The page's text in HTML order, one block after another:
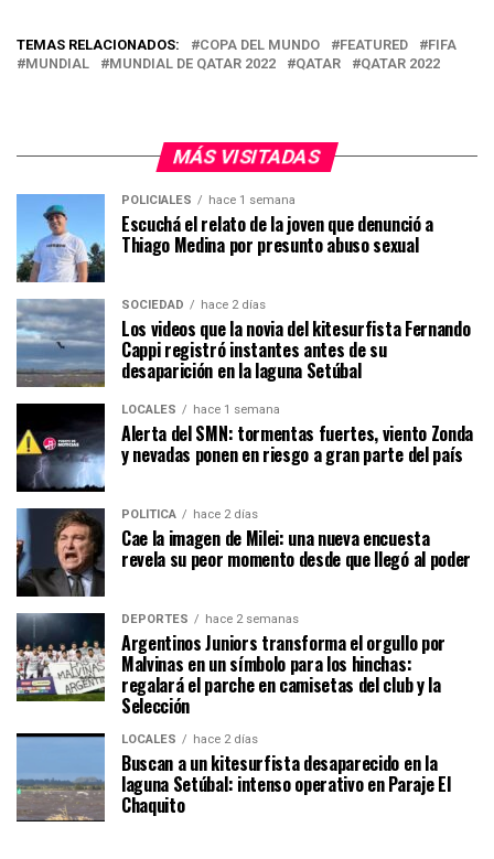
TEMAS RELACIONADOS: COPA DEL MUNDO FEATURED
FIFA
MUNDIAL
MUNDIAL DE QATAR 2022 QATAR QATAR 2022
MÁS VISITADAS
POLICIALES hace 1 semana
Escuchá el relato de la joven que denunció a
Thiago Medina por presunto abuso sexual
SOCIEDAD hace 2 días
Los videos que la novia del kitesurfista Fernando
Cappi registró instantes antes de su
desaparición en la laguna Setúbal
LOCALES hace 1 semana
Alerta del SMN: tormentas fuertes, viento Zonda
y nevadas ponen en riesgo a gran parte del país
POLÍTICA hace 2 días
Cae la imagen de Milei: una nueva encuesta
revela su peor momento desde que llegó al poder
DEPORTES hace 2 semanas
Argentinos Juniors transforma el orgullo por
Malvinas en un símbolo para los hinchas:
regalará el parche en camisetas del club y la
Selección
LOCALES hace 2 días
Buscan a un kitesurfista desaparecido en la
laguna Setúbal: intenso operativo en Paraje El
Chaquito